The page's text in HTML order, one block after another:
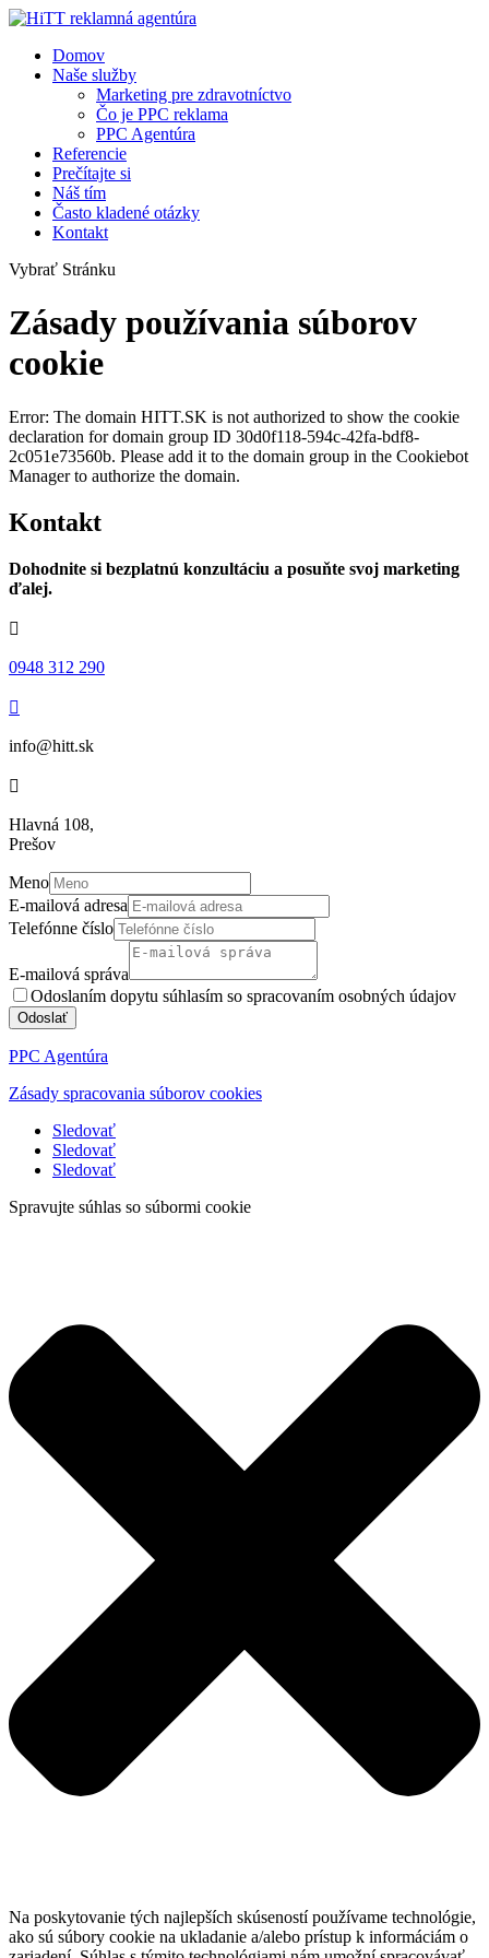
Domov
Naše služby
Marketing pre zdravotníctvo
Čo je PPC reklama
PPC Agentúra
Referencie
Prečítajte si
Náš tím
Často kladené otázky
Kontakt
Vybrať Stránku
Zásady používania súborov
cookie
Error: The domain HITT.SK is not authorized to show the cookie
declaration for domain group ID 30d0f118-594c-42fa-bdf8-
2c051e73560b. Please add it to the domain group in the Cookiebot
Manager to authorize the domain.
Kontakt
Dohodnite si bezplatnú konzultáciu a posuňte svoj marketing
ďalej.

0948 312 290

info@hitt.sk

Hlavná 108,
Prešov
Meno
E-mailová adresa
Telefónne číslo
E-mailová správa
Odoslaním dopytu súhlasím so spracovaním osobných údajov
Odoslať
PPC Agentúra
Zásady spracovania súborov cookies
Sledovať
Sledovať
Sledovať
Spravujte súhlas so súbormi cookie
Na poskytovanie tých najlepších skúseností používame technológie,
ako sú súbory cookie na ukladanie a/alebo prístup k informáciám o